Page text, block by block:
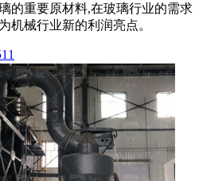
的重要原材料,在玻璃行业的需求
机械行业新的利润亮点。